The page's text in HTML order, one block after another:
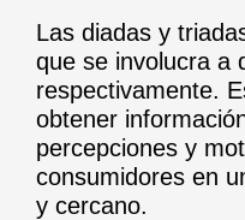
Las diadas y
que se involucra a
respectivamente.
obtener
percepciones y
consumidores en
y cercano.